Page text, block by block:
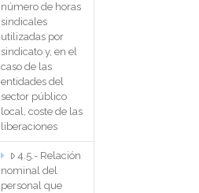
número de horas
sindicales
utilizadas por
sindicato y, en el
caso de las
entidades del
sector público
local, coste de las
liberaciones
4.5.- Relación
nominal del
personal que